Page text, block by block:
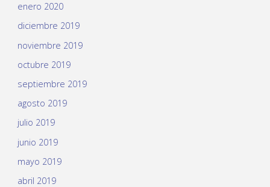
enero 2020
diciembre 2019
noviembre 2019
octubre 2019
septiembre 2019
agosto 2019
julio 2019
junio 2019
mayo 2019
abril 2019